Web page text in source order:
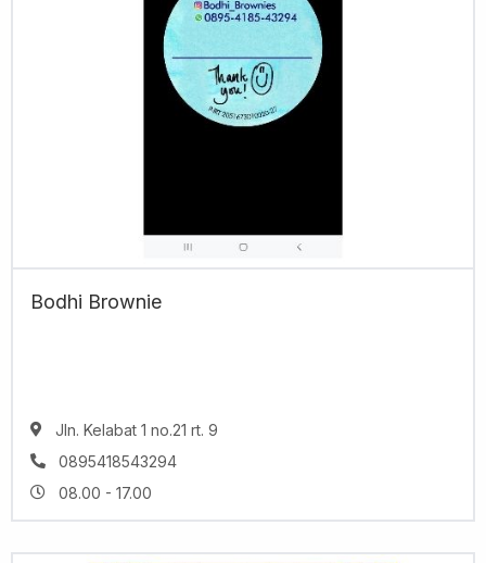
Bodhi Brownie
Jln. Kelabat 1 no.21 rt. 9
0895418543294
08.00 - 17.00